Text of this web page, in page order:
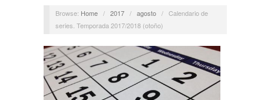
Browse: Home / 2017 / agosto / Calendario de
series. Temporada 2017/2018 (otoño)